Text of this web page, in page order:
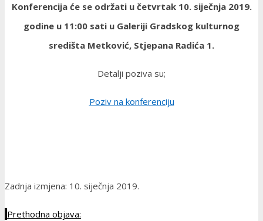
Konferencija će se održati u četvrtak 10. siječnja 2019.
godine u 11:00 sati u Galeriji Gradskog kulturnog
središta Metković, Stjepana Radića 1.
Detalji poziva su;
Poziv na konferenciju
Zadnja izmjena: 10. siječnja 2019.
Prethodna objava: